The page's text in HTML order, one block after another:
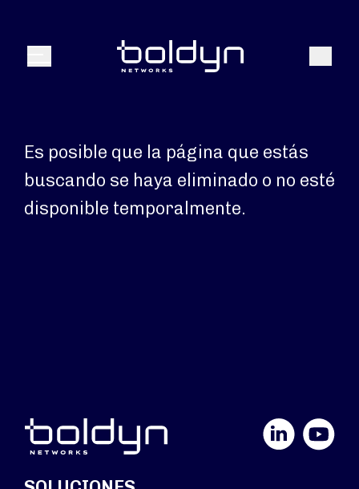
Menú Buscar
Es posible que la página que estás
buscando se haya eliminado o no esté
disponible temporalmente.
YouTube